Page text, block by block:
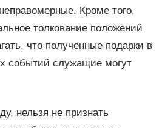
Кроме того,
толкование положений
что полученные подарки в
событий служащие могут
нельзя не признать